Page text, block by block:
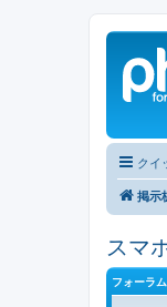
クイ
掲示
スマ
フォーラム